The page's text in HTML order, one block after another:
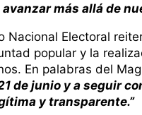
más allá de
Nacional Electoral
popular y la
En palabras del
de junio y a seguir
y transparente.”